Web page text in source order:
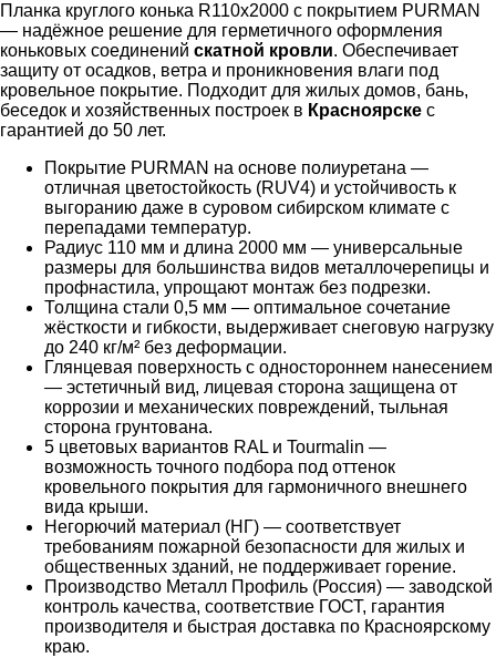
Планка круглого конька R110х2000 с покрытием PURMAN
— надёжное решение для герметичного оформления
коньковых соединений скатной кровли. Обеспечивает
защиту от осадков, ветра и проникновения влаги под
кровельное покрытие. Подходит для жилых домов, бань,
беседок и хозяйственных построек в Красноярске с
гарантией до 50 лет.
Покрытие PURMAN на основе полиуретана —
отличная цветостойкость (RUV4) и устойчивость к
выгоранию даже в суровом сибирском климате с
перепадами температур.
Радиус 110 мм и длина 2000 мм — универсальные
размеры для большинства видов металлочерепицы и
профнастила, упрощают монтаж без подрезки.
Толщина стали 0,5 мм — оптимальное сочетание
жёсткости и гибкости, выдерживает снеговую нагрузку
до 240 кг/м² без деформации.
Глянцевая поверхность с одностороннем нанесением
— эстетичный вид, лицевая сторона защищена от
коррозии и механических повреждений, тыльная
сторона грунтована.
5 цветовых вариантов RAL и Tourmalin —
возможность точного подбора под оттенок
кровельного покрытия для гармоничного внешнего
вида крыши.
Негорючий материал (НГ) — соответствует
требованиям пожарной безопасности для жилых и
общественных зданий, не поддерживает горение.
Производство Металл Профиль (Россия) — заводской
контроль качества, соответствие ГОСТ, гарантия
производителя и быстрая доставка по Красноярскому
краю.